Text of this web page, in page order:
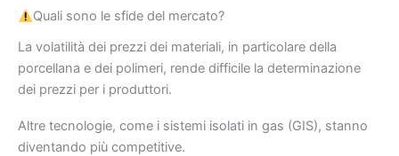
Quali sono le sfide del mercato?
La volatilità dei prezzi dei materiali, in particolare della
porcellana e dei polimeri, rende difficile la determinazione
dei prezzi per i produttori.
Altre tecnologie, come i sistemi isolati in gas (GIS), stanno
diventando più competitive.